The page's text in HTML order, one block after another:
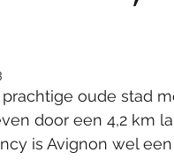
oude stad
door een 4,2 km
is Avignon wel